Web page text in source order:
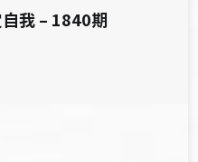
我 – 1840期